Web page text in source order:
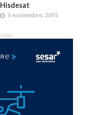
Hisdesat
3 noviembre, 2015